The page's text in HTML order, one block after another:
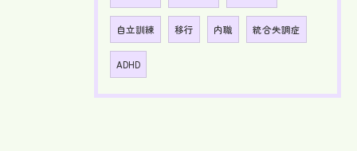
自立訓練 移行 内職 統合失調症
ADHD